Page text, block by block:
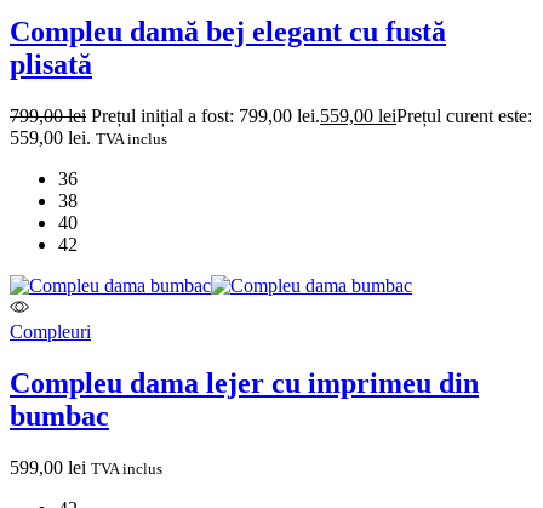
Compleu damă bej elegant cu fustă
plisată
799,00lei Prețul inițial a fost: 799,00 lei.559,00 leiPrețul curent este:
559,00 lei. TVA inclus
36
38
40
42
Compleuri
Compleu dama lejer cu imprimeu din
bumbac
599,00 lei TVA inclus